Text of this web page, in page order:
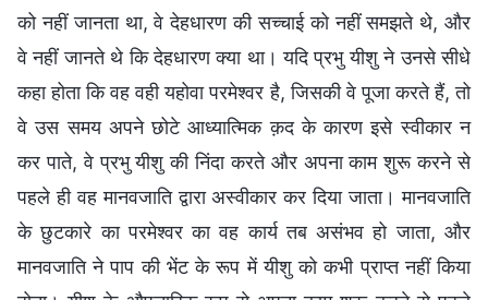
को नहीं जानता था, वे देहधारण की सच्चाई को नहीं समझते थे, और
वे नहीं जानते थे कि देहधारण क्या था। यदि प्रभु यीशु ने उनसे सीधे
कहा होता कि वह वही यहोवा परमेश्वर है, जिसकी वे पूजा करते हैं, तो
वे उस समय अपने छोटे आध्यात्मिक क़द के कारण इसे स्वीकार न
कर पाते, वे प्रभु यीशु की निंदा करते और अपना काम शुरू करने से
पहले ही वह मानवजाति द्वारा अस्वीकार कर दिया जाता। मानवजाति
के छुटकारे का परमेश्वर का वह कार्य तब असंभव हो जाता, और
मानवजाति ने पाप की भेंट के रूप में यीशु को कभी प्राप्त नहीं किया